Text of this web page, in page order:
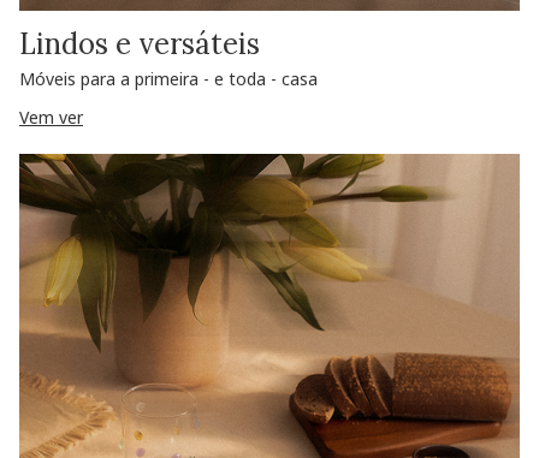
Lindos e versáteis
Móveis para a primeira - e toda - casa
Vem ver